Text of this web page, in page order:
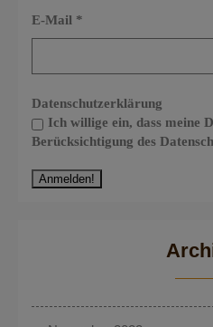
E-Mail *
Datenschutzerklärung
Ich willige ein, dass meine
Berücksichtigung des